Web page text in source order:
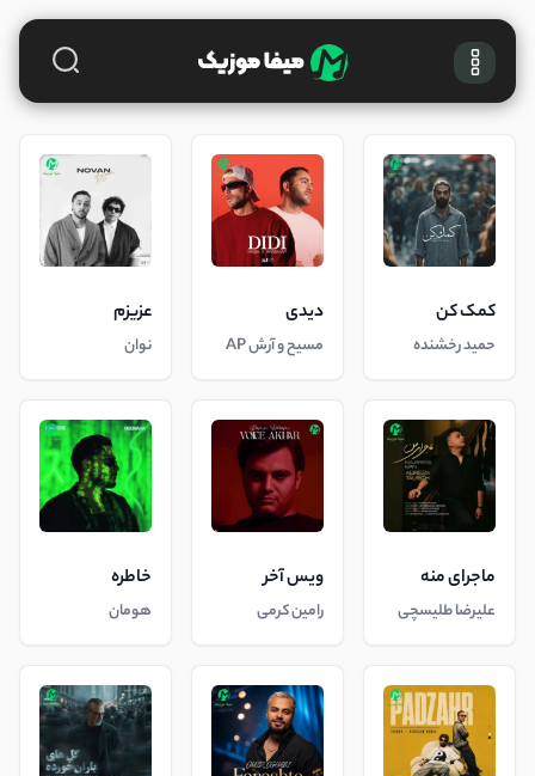
کمک کن
حمید رخشنده
دیدی
مسیح و آرش AP
عزیزم
نوان
ماجرای منه
علیرضا طلیسچی
ویس آخر
رامین کرمی
خاطره
هومان